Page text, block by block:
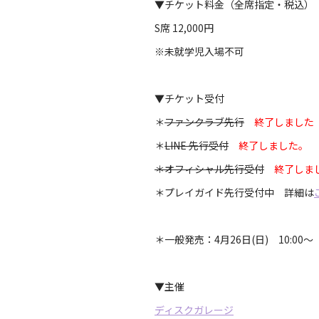
▼チケット料金（全席指定・税込）
S席 12,000円
※未就学児入場不可
▼チケット受付
＊ファンクラブ先行
終了しました
＊LINE 先行受付 終了しました。
＊オフィシャル先行受付
終了しま
＊プレイガイド先行受付中 詳細は
＊一般発売：4月26日(日) 10:00～
▼主催
ディスクガレージ